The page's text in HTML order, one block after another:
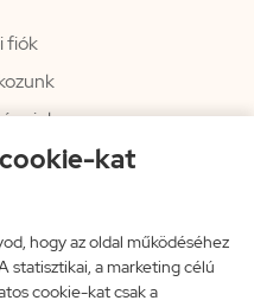
cookie-kat
hogy az oldal működéséhez
statisztikai, a marketing célú
cookie-kat csak a
fiók